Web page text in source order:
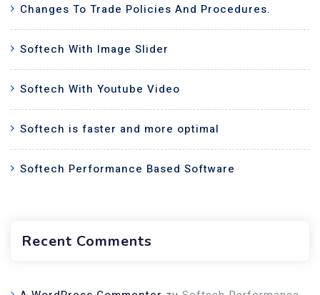
Changes To Trade Policies And Procedures.
Softech With Image Slider
Softech With Youtube Video
Softech is faster and more optimal
Softech Performance Based Software
Recent Comments